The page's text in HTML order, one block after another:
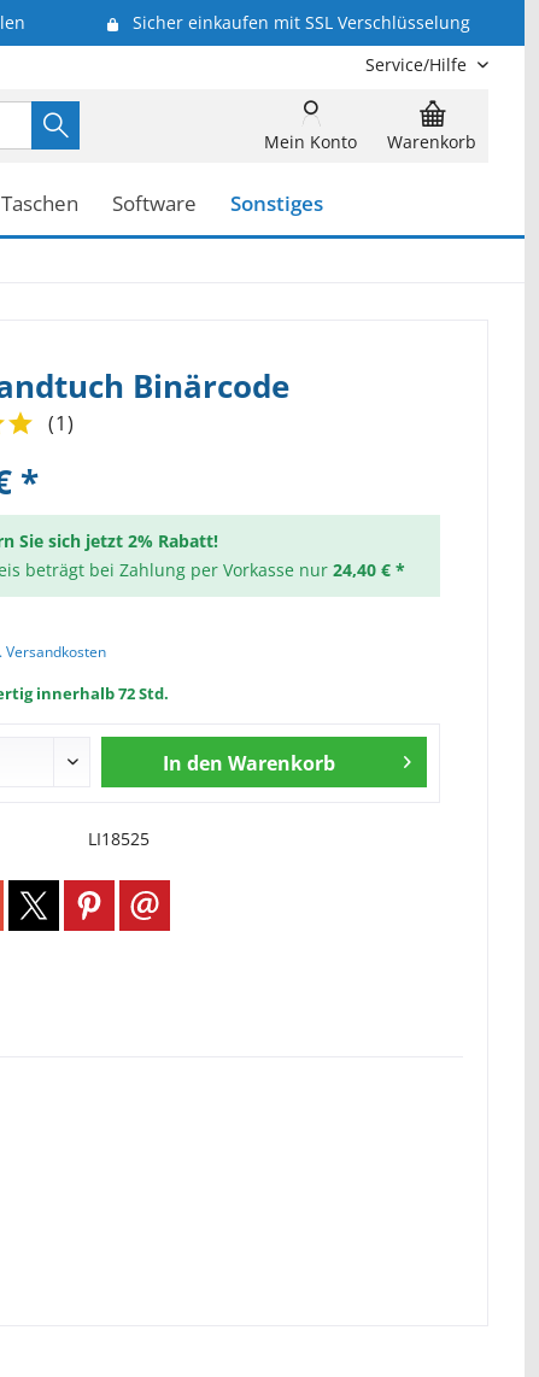
Sicher einkaufen mit SSL Verschlüsselung
Service/Hilfe
Warenkorb
Mein Konto
Taschen Software Sonstiges
Binärcode
(1)
*
Sie sich jetzt 2% Rabatt!
beträgt bei Zahlung per Vorkasse nur 24,40 € *
Versandkosten
innerhalb 72 Std.
In den Warenkorb
LI18525